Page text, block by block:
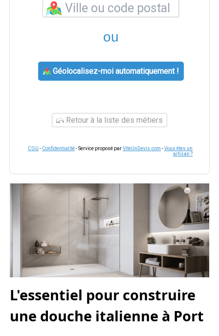
ou
Géolocalisez-moi automatiquement !
Retour à la liste des métiers
CGU - Confidentialité- Service proposé parViteUnDevis.com -Vous êtes un
artisan ?
L'essentiel pour construire
une douche italienne à Port